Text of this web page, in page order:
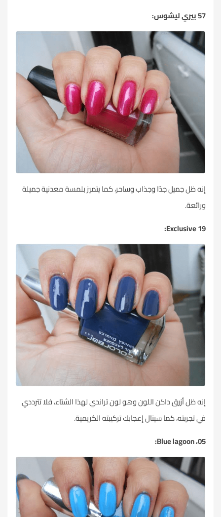
57 بيري ليشوس:
إنه ظل جميل جدًا وجذاب وساحر، كما يتميز بلمسة معدنية جميلة
ورائعة.
19 Exclusive:
إنه ظل أزرق داكن اللون وهو لون تراندي لهذا الشتاء، فلا تترددي
في تجربته، كما سينال إعجابك تركيبته الكريمية.
05، Blue lagoon: